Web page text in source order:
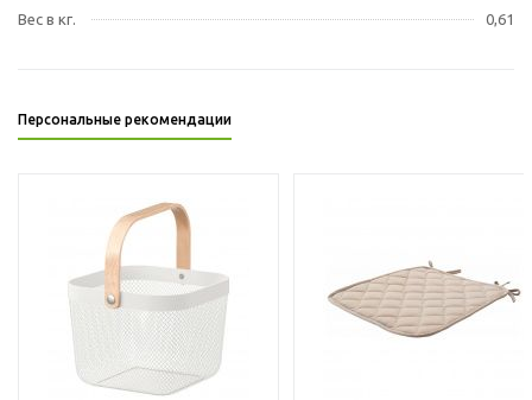
Вес в кг.
0,61
Персональные рекомендации